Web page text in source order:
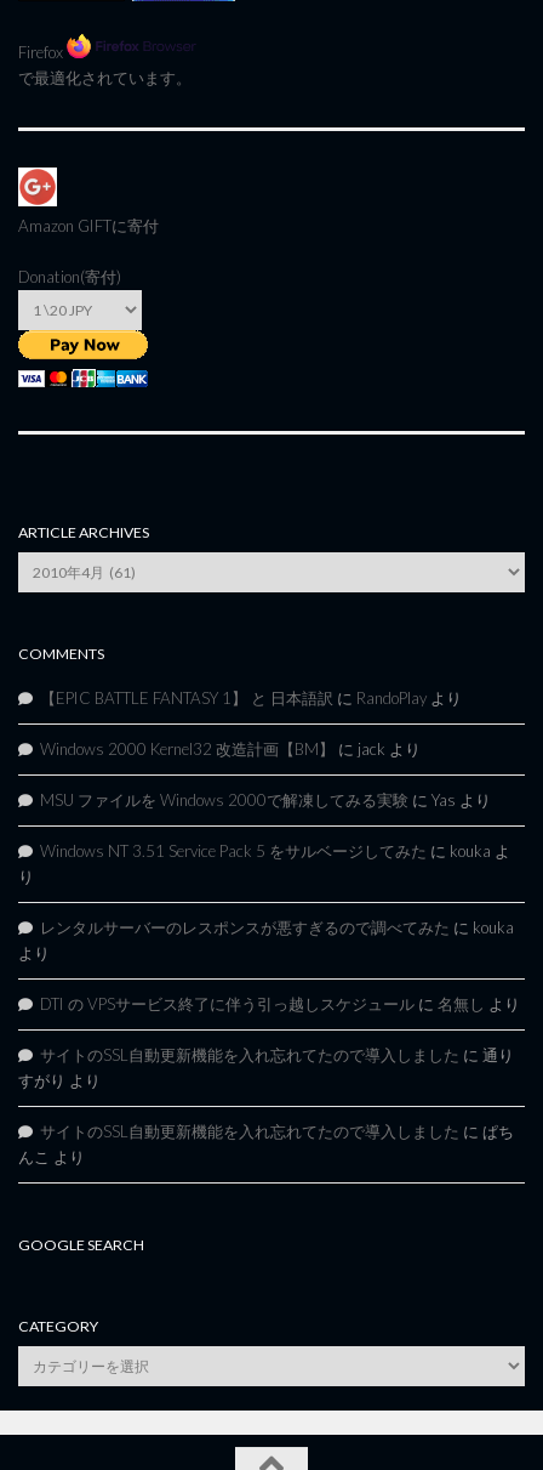
Firefox
で最適化されています。
Amazon GIFTに寄付
Donation(寄付)
ARTICLE ARCHIVES
Article
Archives
COMMENTS
【EPIC BATTLE FANTASY 1】 と 日本語訳 に RandoPlay より
Windows 2000 Kernel32 改造計画【BM】 に jack より
MSU ファイルを Windows 2000で解凍してみる実験 に Yas より
Windows NT 3.51 Service Pack 5 をサルベージしてみた に kouka よ
り
レンタルサーバーのレスポンスが悪すぎるので調べてみた に kouka
より
DTI の VPSサービス終了に伴う引っ越しスケジュール に 名無し より
サイトのSSL自動更新機能を入れ忘れてたので導入しました に 通り
すがり より
サイトのSSL自動更新機能を入れ忘れてたので導入しました に ぱち
んこ より
GOOGLE SEARCH
CATEGORY
category